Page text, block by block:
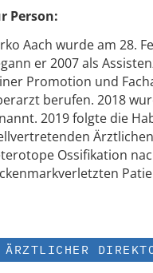
Person:
Aach wurde am 28.
er 2007 als
Promotion und
berufen. 2018
2019 folgte die
Ossifikation
ÄRZTLICHER